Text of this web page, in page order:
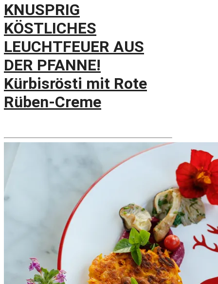
KNUSPRIG
KÖSTLICHES
LEUCHTFEUER AUS
DER PFANNE!
Kürbisrösti mit Rote
Rüben-Creme